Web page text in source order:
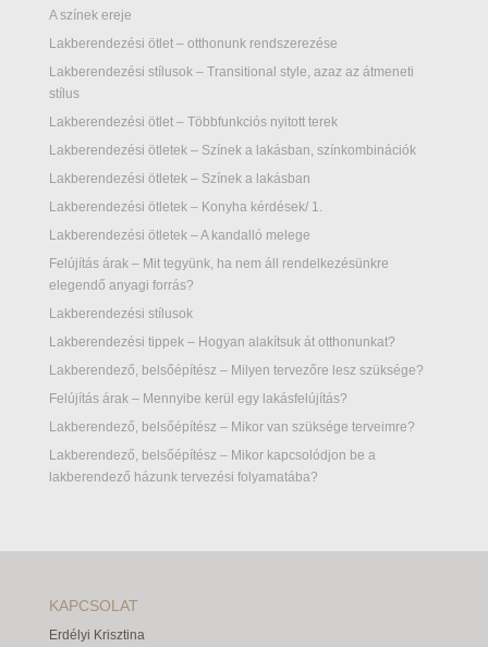
A színek ereje
Lakberendezési ötlet – otthonunk rendszerezése
Lakberendezési stílusok – Transitional style, azaz az átmeneti
stílus
Lakberendezési ötlet – Többfunkciós nyitott terek
Lakberendezési ötletek – Színek a lakásban, színkombinációk
Lakberendezési ötletek – Színek a lakásban
Lakberendezési ötletek – Konyha kérdések/ 1.
Lakberendezési ötletek – A kandalló melege
Felújítás árak – Mit tegyünk, ha nem áll rendelkezésünkre
elegendő anyagi forrás?
Lakberendezési stílusok
Lakberendezési tippek – Hogyan alakítsuk át otthonunkat?
Lakberendező, belsőépítész – Milyen tervezőre lesz szüksége?
Felújítás árak – Mennyibe kerül egy lakásfelújítás?
Lakberendező, belsőépítész – Mikor van szüksége terveimre?
Lakberendező, belsőépítész – Mikor kapcsolódjon be a
lakberendező házunk tervezési folyamatába?
KAPCSOLAT
Erdélyi Krisztina